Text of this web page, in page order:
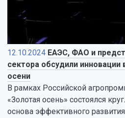
12.10.2024 ЕАЭС, ФАО и
сектора обсудили инновации
осени
В рамках Российской
«Золотая осень» состоялся
основа эффективного